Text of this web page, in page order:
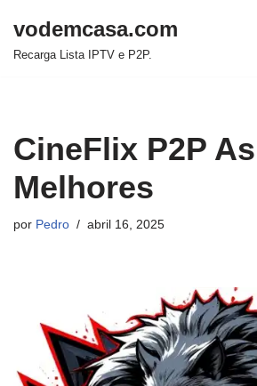
Pular
vodemcasa.com
Recarga Lista IPTV e P2P.
CineFlix P2P As
Melhores
por Pedro abril 16, 2025